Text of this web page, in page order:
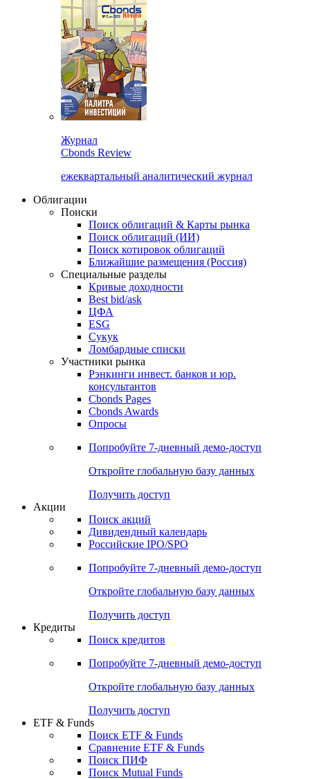
Журнал
Cbonds Review
ежеквартальный аналитический журнал
Облигации
Поиски
Поиск облигаций & Карты рынка
Поиск облигаций (ИИ)
Поиск котировок облигаций
Ближайшие размещения (Россия)
Специальные разделы
Кривые доходности
Best bid/ask
ЦФА
ESG
Сукук
Ломбардные списки
Участники рынка
Рэнкинги инвест. банков и юр.
консультантов
Cbonds Pages
Cbonds Awards
Опросы
Попробуйте 7-дневный демо-доступ
Откройте глобальную базу данных
Получить доступ
Акции
Поиск акций
Дивидендный календарь
Российские IPO/SPO
Попробуйте 7-дневный демо-доступ
Откройте глобальную базу данных
Получить доступ
Кредиты
Поиск кредитов
Попробуйте 7-дневный демо-доступ
Откройте глобальную базу данных
Получить доступ
ETF & Funds
Поиск ETF & Funds
Сравнение ETF & Funds
Поиск ПИФ
Поиск Mutual Funds